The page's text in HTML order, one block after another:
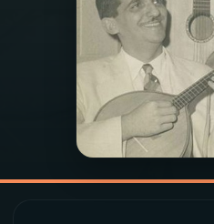
PROGRAMAS
PODCASTS
VIDEOCASTS